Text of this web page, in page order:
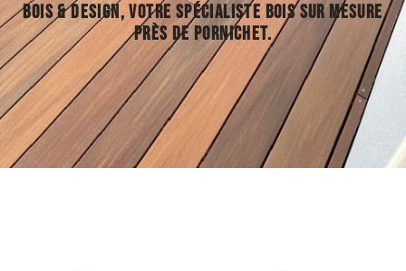
Bois & Design, votre spécialiste bois sur mesure
près de Pornichet.